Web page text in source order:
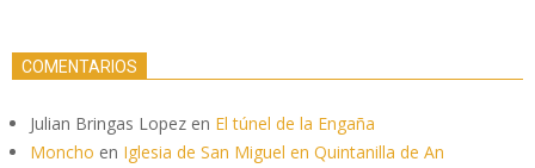
COMENTARIOS
Julian Bringas Lopez en El túnel de la Engaña
Moncho en Iglesia de San Miguel en Quintanilla de An